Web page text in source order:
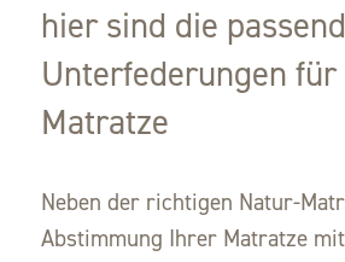
hier sind die
Unterfederungen
Matratze
Neben der richtigen Natur-
Abstimmung Ihrer Matratze